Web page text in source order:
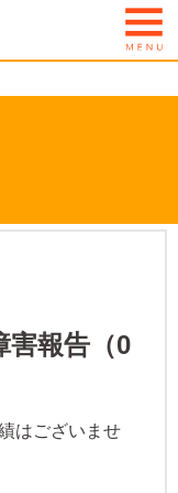
害報告（0
はございませ